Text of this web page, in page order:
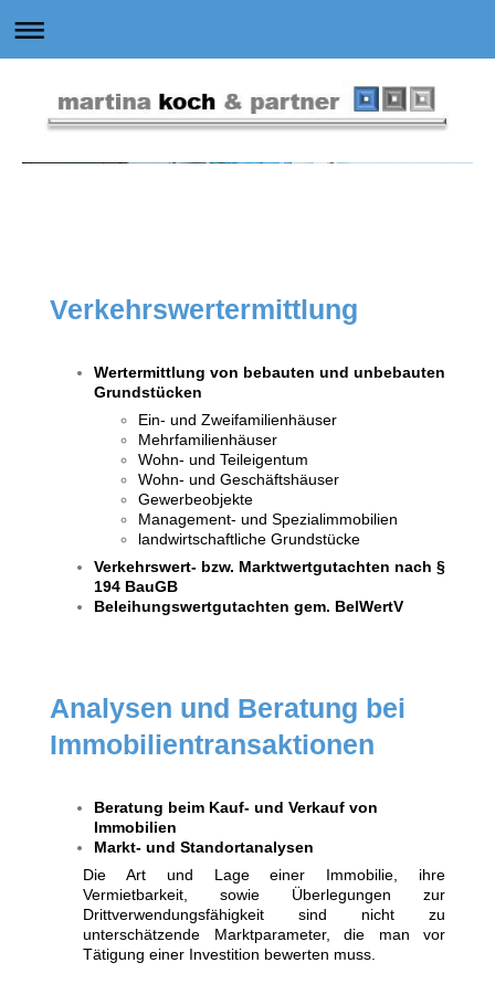
Verkehrswertermittlung
Wertermittlung von bebauten und unbebauten
Grundstücken
Ein- und Zweifamilienhäuser
Mehrfamilienhäuser
Wohn- und Teileigentum
Wohn- und Geschäftshäuser
Gewerbeobjekte
Management- und Spezialimmobilien
landwirtschaftliche Grundstücke
Verkehrswert- bzw. Marktwertgutachten nach §
194 BauGB
Beleihungswertgutachten gem. BelWertV
Analysen und Beratung bei
Immobilientransaktionen
Beratung beim Kauf- und Verkauf von
Immobilien
Markt- und Standortanalysen
Die Art und Lage einer Immobilie, ihre
Vermietbarkeit, sowie Überlegungen zur
Drittverwendungsfähigkeit sind nicht zu
unterschätzende Marktparameter, die man vor
Tätigung einer Investition bewerten muss.